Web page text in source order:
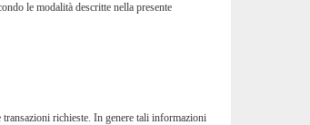
le modalità descritte nella presente
richieste. In genere tali informazioni